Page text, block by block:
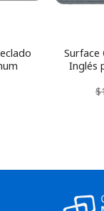
Surface
Inglés
$